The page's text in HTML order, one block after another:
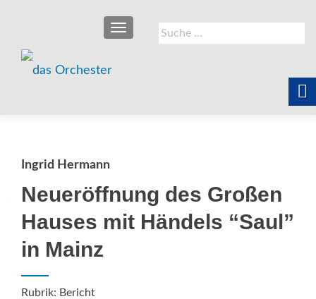
Suche
nach:
SCHALTE NAVIGATION
Ingrid Hermann
Neueröffnung des Großen
Hauses mit Händels “Saul”
in Mainz
Rubrik: Bericht